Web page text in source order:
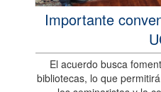
Importante
El acuerdo busca
bibliotecas, lo que